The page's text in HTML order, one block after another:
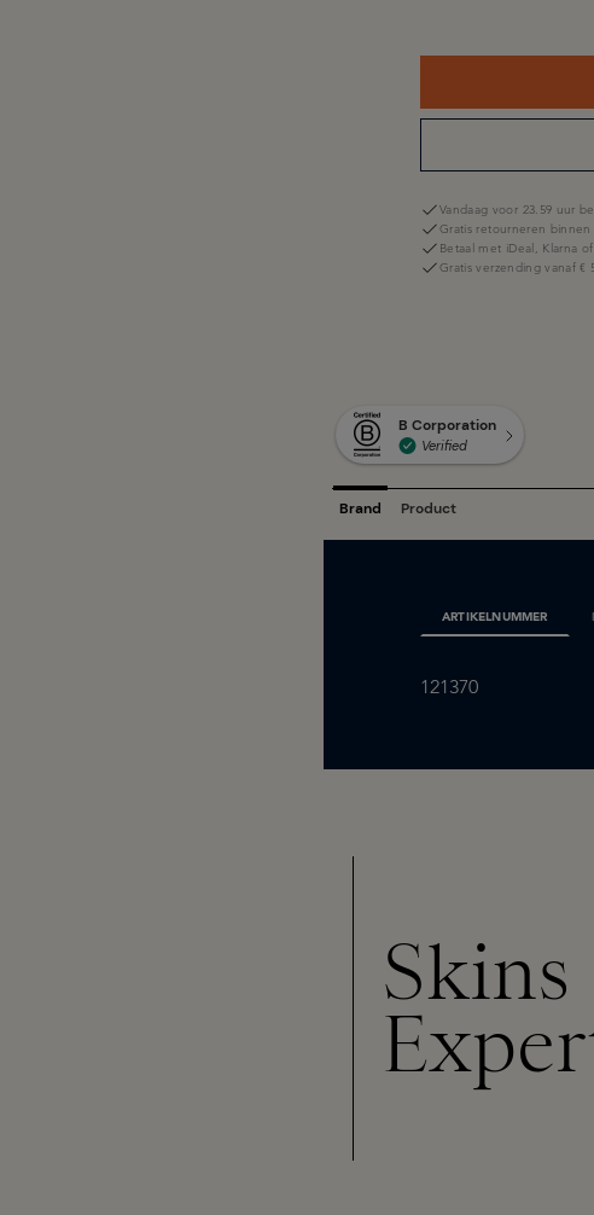
Vandaag voor 23.59 uur
Gratis retourneren binnen
Betaal met iDeal, Klarna
Gratis verzending vanaf €
ARTIKELNUMMER
121370
Skins